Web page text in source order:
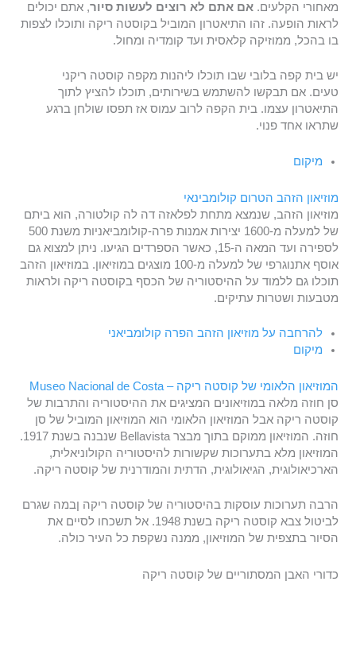
מאחורי הקלעים.אם אתם לא רוצים לעשות סיור, אתם יכולים
לראות הופעה. זהו התיאטרון המוביל בקוסטה ריקה ותוכלו לצפות
בו בהכל, ממוזיקה קלאסית ועד קומדיה ומחול.
יש בית קפה בלובי שבו תוכלו ליהנות מקפה קוסטה ריקני
טעים. אם תבקשו להשתמש בשירותים, תוכלו להציץ לתוך
התיאטרון עצמו. בית הקפה לרוב עמוס אז תפסו שולחן ברגע
שתראו אחד פנוי.
מיקום
מוזיאון הזהב הטרום קולומבינאי
מוזיאון הזהב, שנמצא מתחת לפלאזה דה לה קולטורה, הוא ביתם
של למעלה מ-1600 יצירות אמנות פרה-קולומביאניות משנת 500
לספירה ועד המאה ה-15, כאשר הספרדים הגיעו. ניתן למצוא גם
אוסף אתנוגרפי של למעלה מ-100 מוצגים במוזיאון. במוזיאון הזהב
תוכלו גם ללמוד על ההיסטוריה של הכסף בקוסטה ריקה ולראות
מטבעות ושטרות עתיקים.
להרחבה על מוזיאון הזהב הפרה קולומביאני
מיקום
המוזיאון הלאומי של קוסטה ריקה – Museo Nacional de Costa
סן חוזה מלאה במוזיאונים המציגים את ההיסטוריה והתרבות של
קוסטה ריקה אבל המוזיאון הלאומי הוא המוזיאון המוביל של סן
חוזה. המוזיאון ממוקם בתוך מבצר Bellavista שנבנה בשנת 1917.
המוזיאון מלא בתערוכות שקשורות להיסטוריה הקולוניאלית,
הארכיאולוגית, הגיאולוגית, הדתית והמודרנית של קוסטה ריקה.
הרבה תערוכות עוסקות בהיסטוריה של קוסטה ריקה ןבמה שגרם
לביטול צבא קוסטה ריקה בשנת 1948. אל תשכחו לסיים את
הסיור בתצפית של המוזיאון, ממנה נשקפת כל העיר כולה.
כדורי האבן המסתוריים של קוסטה ריקה